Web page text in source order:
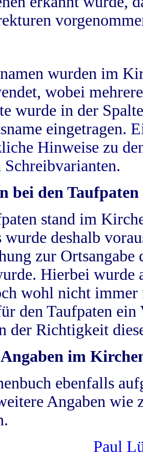
wurden im
wobei
wurde in der
eingetragen.
Hinweise zu
Schreibvarianten.
bei den Taufpaten
stand im
deshalb
zur
Hierbei wurde
wohl nicht
den Taufpaten
der Richtigkeit
im
ebenfalls
Angaben wie
Paul